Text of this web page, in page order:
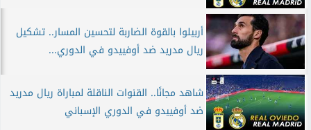
أربيلوا بالقوة الضاربة لتحسين المسار.. تشكيل
ريال مدريد ضد أوفييدو في الدوري...
شاهد مجانًا.. القنوات الناقلة لمباراة ريال مدريد
ضد أوفييدو في الدوري الإسباني